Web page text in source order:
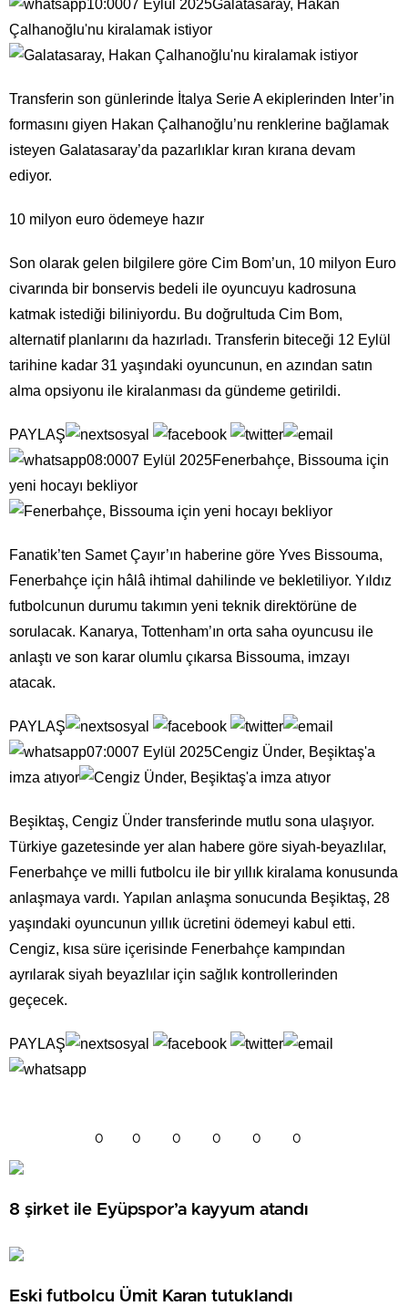
10:0007 Eylül 2025Galatasaray, Hakan
Çalhanoğlu'nu kiralamak istiyor
Transferin son günlerinde İtalya Serie A ekiplerinden Inter’in
formasını giyen Hakan Çalhanoğlu’nu renklerine bağlamak
isteyen Galatasaray’da pazarlıklar kıran kırana devam
ediyor.
10 milyon euro ödemeye hazır
Son olarak gelen bilgilere göre Cim Bom’un, 10 milyon Euro
civarında bir bonservis bedeli ile oyuncuyu kadrosuna
katmak istediği biliniyordu. Bu doğrultuda Cim Bom,
alternatif planlarını da hazırladı. Transferin biteceği 12 Eylül
tarihine kadar 31 yaşındaki oyuncunun, en azından satın
alma opsiyonu ile kiralanması da gündeme getirildi.
PAYLAŞ
08:0007 Eylül 2025Fenerbahçe, Bissouma için
yeni hocayı bekliyor
Fanatik’ten Samet Çayır’ın haberine göre Yves Bissouma,
Fenerbahçe için hâlâ ihtimal dahilinde ve bekletiliyor. Yıldız
futbolcunun durumu takımın yeni teknik direktörüne de
sorulacak. Kanarya, Tottenham’ın orta saha oyuncusu ile
anlaştı ve son karar olumlu çıkarsa Bissouma, imzayı
atacak.
PAYLAŞ
07:0007 Eylül 2025Cengiz Ünder, Beşiktaş'a
imza atıyor
Beşiktaş, Cengiz Ünder transferinde mutlu sona ulaşıyor.
Türkiye gazetesinde yer alan habere göre siyah-beyazlılar,
Fenerbahçe ve milli futbolcu ile bir yıllık kiralama konusunda
anlaşmaya vardı. Yapılan anlaşma sonucunda Beşiktaş, 28
yaşındaki oyuncunun yıllık ücretini ödemeyi kabul etti.
Cengiz, kısa süre içerisinde Fenerbahçe kampından
ayrılarak siyah beyazlılar için sağlık kontrollerinden
geçecek.
PAYLAŞ
0 0 0 0 0 0
8 şirket ile Eyüpspor’a kayyum atandı
Eski futbolcu Ümit Karan tutuklandı